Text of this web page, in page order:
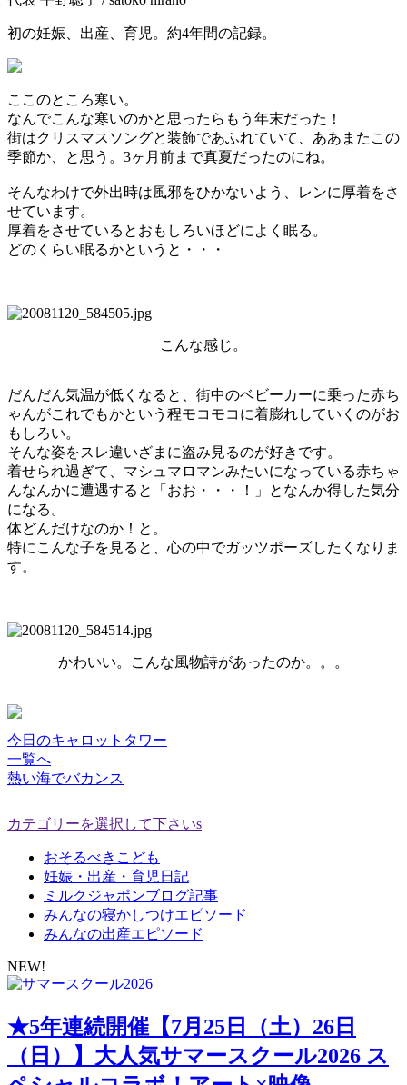
初の妊娠、出産、育児。約4年間の記録。
ここのところ寒い。
なんでこんな寒いのかと思ったらもう年末だった！
街はクリスマスソングと装飾であふれていて、ああまたこの
季節か、と思う。3ヶ月前まで真夏だったのにね。
そんなわけで外出時は風邪をひかないよう、レンに厚着をさ
せています。
厚着をさせているとおもしろいほどによく眠る。
どのくらい眠るかというと・・・
こんな感じ。
だんだん気温が低くなると、街中のベビーカーに乗った赤ち
ゃんがこれでもかという程モコモコに着膨れしていくのがお
もしろい。
そんな姿をスレ違いざまに盗み見るのが好きです。
着せられ過ぎて、マシュマロマンみたいになっている赤ちゃ
んなんかに遭遇すると「おお・・・！」となんか得した気分
になる。
体どんだけなのか！と。
特にこんな子を見ると、心の中でガッツポーズしたくなりま
す。
かわいい。こんな風物詩があったのか。。。
今日のキャロットタワー
一覧へ
熱い海でバカンス
カテゴリーを選択して下さいs
おそるべきこども
妊娠・出産・育児日記
ミルクジャポンブログ記事
みんなの寝かしつけエピソード
みんなの出産エピソード
NEW!
★5年連続開催【7月25日（土）26日
（日）】大人気サマースクール2026 ス